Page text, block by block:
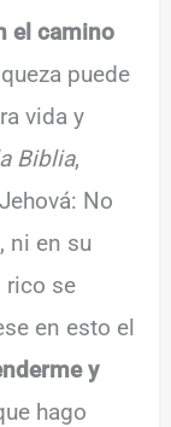
el camino
puede
vida y
Biblia,
No
ni en su
rico se
en esto el
y
hago